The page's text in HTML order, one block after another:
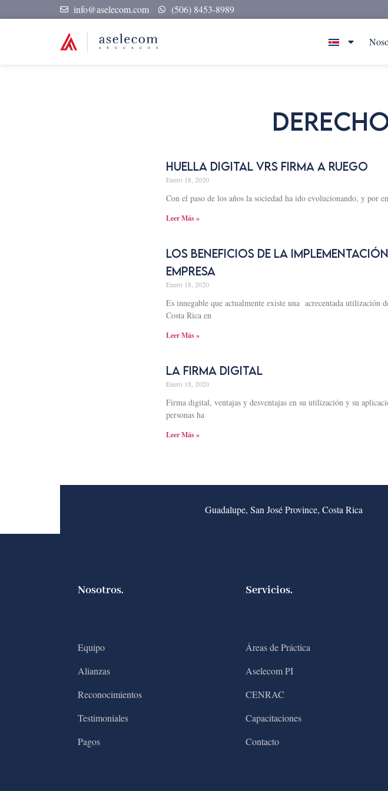
info@aselecom.com (506) 8453-8989
HUELLA DIGITAL VRS FIRMA A RUEGO
Enero 18, 2020
Con el paso de los años la sociedad ha ido evolucionando, y por
Leer Más »
Los beneficios de la
Empresa
Enero 18, 2020
Es innegable que actualmente existe una acrecentada utilización
Costa Rica en
Leer Más »
LA FIRMA DIGITAL
Enero 18, 2020
Firma digital, ventajas y desventajas en su utilización y su
personas ha
Leer Más »
Guadalupe, San José Province, Costa Rica
Nosotros.
Equipo
Alianzas
Reconocimientos
Testimoniales
Pagos
Servicios.
Áreas de Práctica
Aselecom PI
CENRAC
Capacitaciones
Contacto